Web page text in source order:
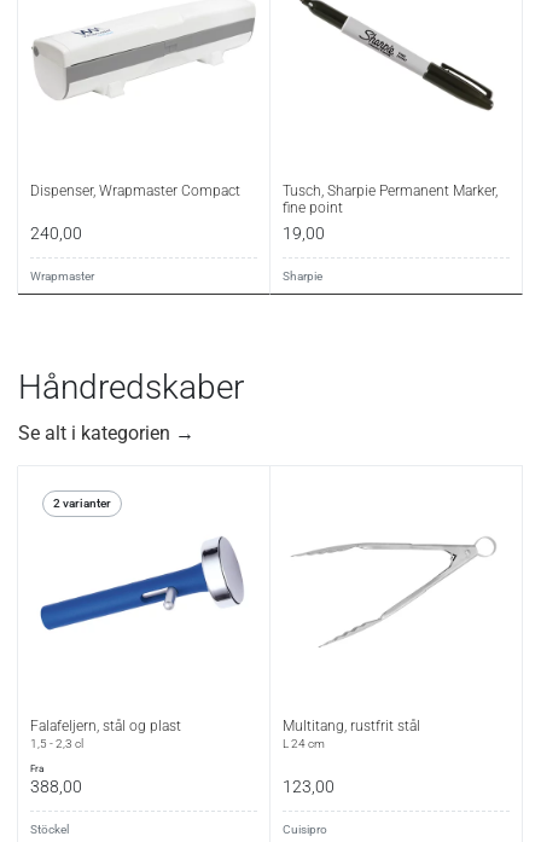
Dispenser, Wrapmaster Compact
240,00
Wrapmaster
Tusch, Sharpie Permanent Marker,
fine point
19,00
Sharpie
Håndredskaber
Se alt i kategorien →
2 varianter
Falafeljern, stål og plast
1,5 - 2,3 cl
fra
388,00
Stöckel
Multitang, rustfrit stål
L 24 cm
123,00
Cuisipro